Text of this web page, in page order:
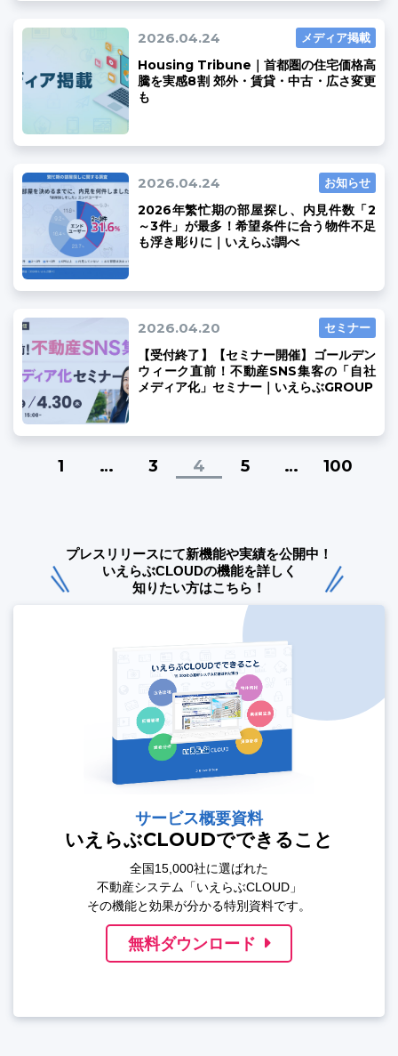
2026.04.24 メディア掲載
Housing Tribune｜首都圏の住宅価格高
騰を実感8割 郊外・賃貸・中古・広さ変更
も
2026.04.24 お知らせ
2026年繁忙期の部屋探し、内見件数「2
～3件」が最多！希望条件に合う物件不足
も浮き彫りに｜いえらぶ調べ
2026.04.20 セミナー
【受付終了】【セミナー開催】ゴールデン
ウィーク直前！不動産SNS集客の「自社
メディア化」セミナー｜いえらぶGROUP
1 … 3 4 5 … 100
プレスリリースにて新機能や実績を公開中！
いえらぶCLOUDの機能を詳しく
知りたい方はこちら！
サービス概要資料
いえらぶCLOUDでできること
全国15,000社に選ばれた
不動産システム「いえらぶCLOUD」
その機能と効果が分かる特別資料です。
無料ダウンロード